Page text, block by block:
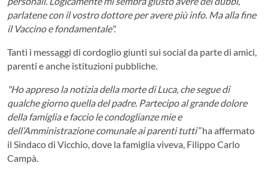
parlatene con il vostro dottore per avere più info. Ma alla fine
il Vaccino e fondamentale".
Tanti i messaggi di cordoglio giunti sui social da parte di amici,
parenti e anche istituzioni pubbliche.
"Ho appreso la notizia della morte di Luca, che segue di
qualche giorno quella del padre. Partecipo al grande dolore
della famiglia e faccio le condoglianze mie e
dell’Amministrazione comunale ai parenti tutti”ha affermato
il Sindaco di Vicchio, dove la famiglia viveva, Filippo Carlo
Campà.